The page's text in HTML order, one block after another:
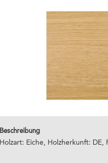
Beschreibung
Holzart: Eiche, Holzherkunft: DE,